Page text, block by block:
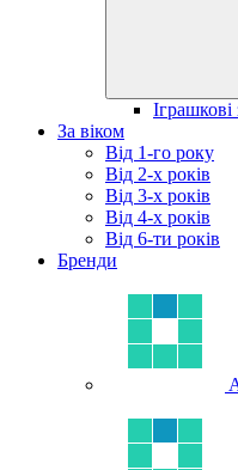
Іграшкові
За віком
Від 1-го року
Від 2-х років
Від 3-х років
Від 4-х років
Від 6-ти років
Бренди